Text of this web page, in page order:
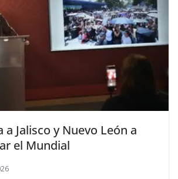
a Jalisco y Nuevo León a
el Mundial